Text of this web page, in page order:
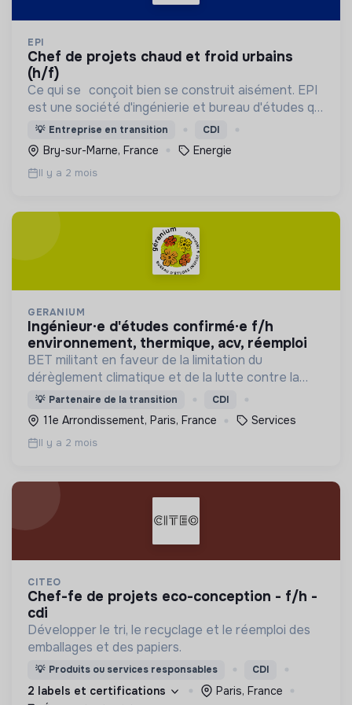
EPI
chef de projets chaud et froid urbains
(h/f)
Ce qui se conçoit bien se construit aisément. EPI
est une société d'ingénierie et bureau d'études qui
est passé société à mission (SAM) depuis 2026.
💡 Entreprise en transition CDI
Bry-sur-Marne, France Energie
Il y a 2 mois
GERANIUM
ingénieur·e d'études confirmé·e f/h
environnement, thermique, acv, réemploi
BET militant en faveur de la limitation du
dérèglement climatique et de la lutte contre la
précarité énergétique
💡 Partenaire de la transition CDI
11e Arrondissement, Paris, France Services
Il y a 2 mois
CITEO
chef-fe de projets eco-conception - f/h -
cdi
Développer le tri, le recyclage et le réemploi des
emballages et des papiers.
💡 Produits ou services responsables CDI
2 labels et certifications
Paris, France